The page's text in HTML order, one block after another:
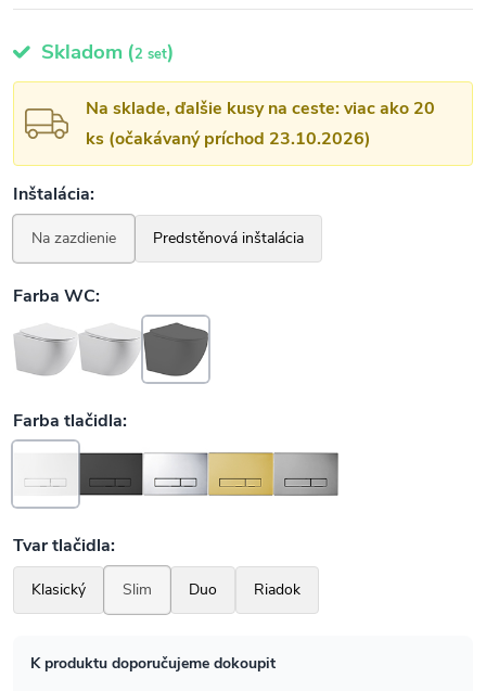
Skladom (2 set)
Na sklade, ďalšie kusy na ceste: viac ako 20
ks (očakávaný príchod 23.10.2026)